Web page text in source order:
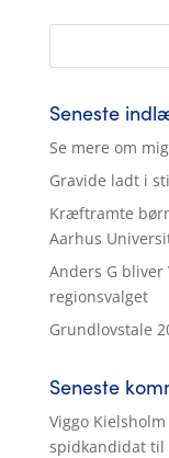
Seneste
Se mere om
Gravide ladt i
Kræftramte
Aarhus
Anders G
regionsvalget
Grundlovstale
Seneste
Viggo Kielsholm
spidkandidat til